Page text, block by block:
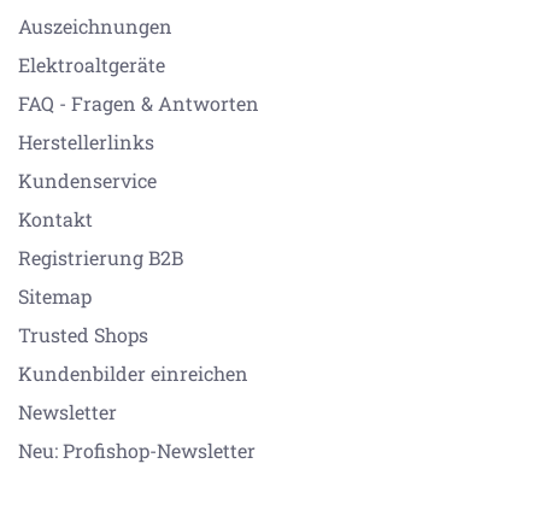
Auszeichnungen
Elektroaltgeräte
FAQ - Fragen & Antworten
Herstellerlinks
Kundenservice
Kontakt
Registrierung B2B
Sitemap
Trusted Shops
Kundenbilder einreichen
Newsletter
Neu: Profishop-Newsletter